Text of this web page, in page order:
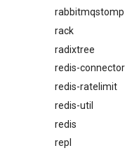
rabbitmqstomp
rack
radixtree
redis-connector
redis-ratelimit
redis-util
redis
repl